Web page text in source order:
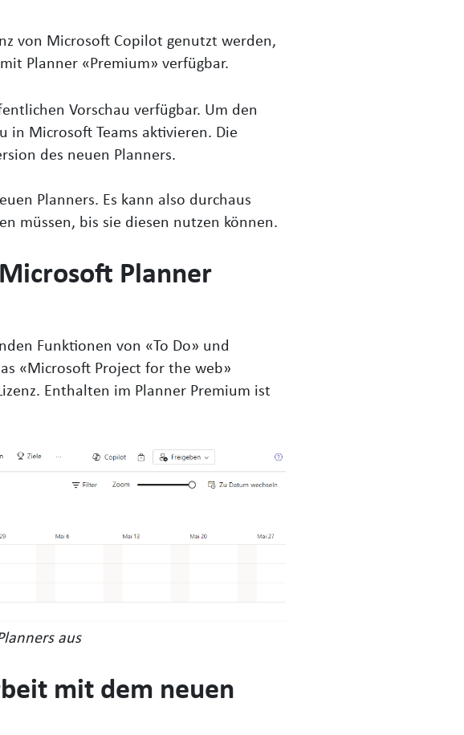
von Microsoft Copilot genutzt werden,
Planner «Premium» verfügbar.
Vorschau verfügbar. Um den
in Microsoft Teams aktivieren. Die
des neuen Planners.
Planners. Es kann also durchaus
müssen, bis sie diesen nutzen können.
Planner
Funktionen von «To Do» und
«Microsoft Project for the web»
Enthalten im Planner Premium ist
aus
mit dem neuen